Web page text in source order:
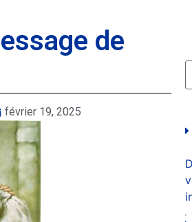
de
février 19, 2025